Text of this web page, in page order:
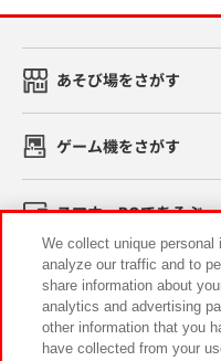
あそび場をさがす
ゲーム機をさがす
スマホ・PCであそぶ
イベント・キャンペーン
We collect unique
analyze our traffic and to
share information about
analytics and advertising
other information that you
have collected from your